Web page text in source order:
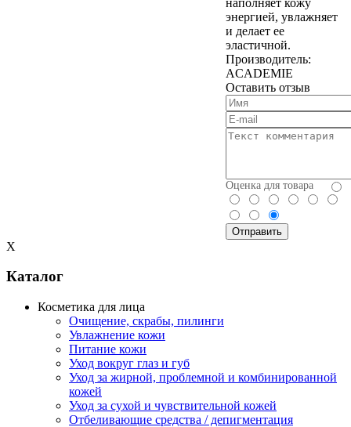
энергией, увлажняет
и делает ее
эластичной.
Производитель:
ACADEMIE
Оставить отзыв
Оценка для товара
X
Каталог
Косметика для лица
Очищение, скрабы, пилинги
Увлажнение кожи
Питание кожи
Уход вокруг глаз и губ
Уход за жирной, проблемной и комбинированной
кожей
Уход за сухой и чувствительной кожей
Отбеливающие средства / депигментация